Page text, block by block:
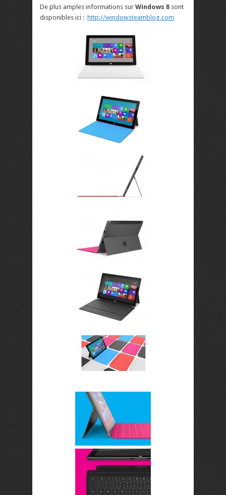
De plus amples informations sur Windows 8 sont
disponibles ici : http://windowsteamblog.com